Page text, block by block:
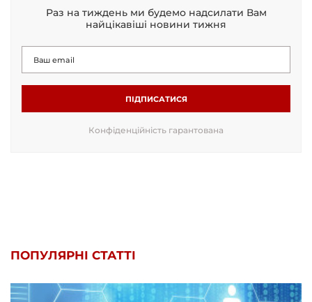
Раз на тиждень ми будемо надсилати Вам
найцікавіші новини тижня
ПІДПИСАТИСЯ
Конфіденційність гарантована
ПОПУЛЯРНІ СТАТТІ